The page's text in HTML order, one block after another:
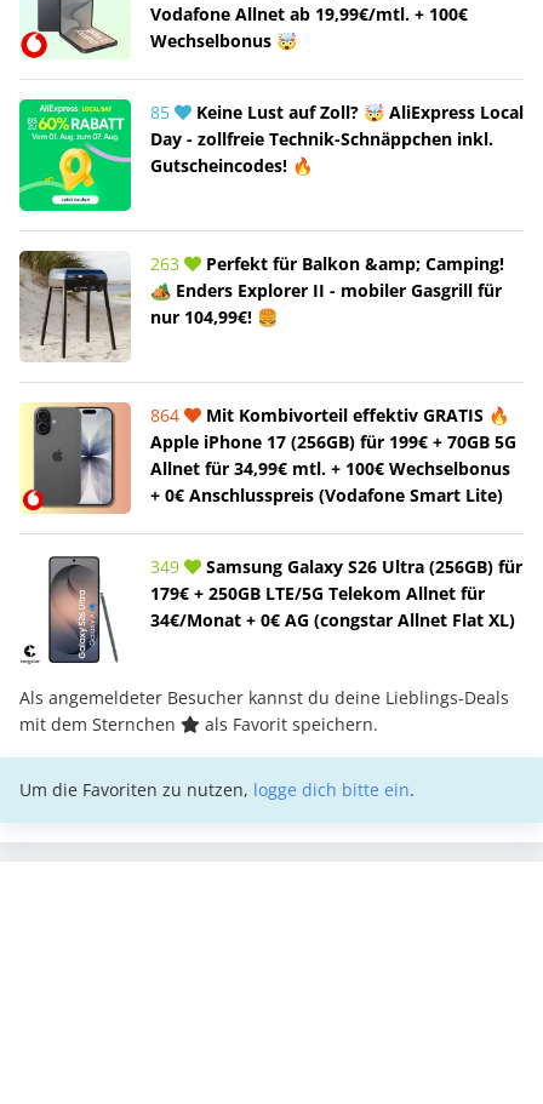
Vodafone Allnet ab 19,99€/mtl. + 100€
Wechselbonus 🤯
85
Keine Lust auf Zoll? 🤯 AliExpress Local
Day - zollfreie Technik-Schnäppchen inkl.
Gutscheincodes! 🔥
263
Perfekt für Balkon &amp; Camping!
🏕️ Enders Explorer II - mobiler Gasgrill für
nur 104,99€! 🍔
864
Mit Kombivorteil effektiv GRATIS 🔥
Apple iPhone 17 (256GB) für 199€ + 70GB 5G
Allnet für 34,99€ mtl. + 100€ Wechselbonus
+ 0€ Anschlusspreis (Vodafone Smart Lite)
349
Samsung Galaxy S26 Ultra (256GB) für
179€ + 250GB LTE/5G Telekom Allnet für
34€/Monat + 0€ AG (congstar Allnet Flat XL)
Als angemeldeter Besucher kannst du deine Lieblings-Deals
mit dem Sternchen
als Favorit speichern.
Um die Favoriten zu nutzen, logge dich bitte ein.